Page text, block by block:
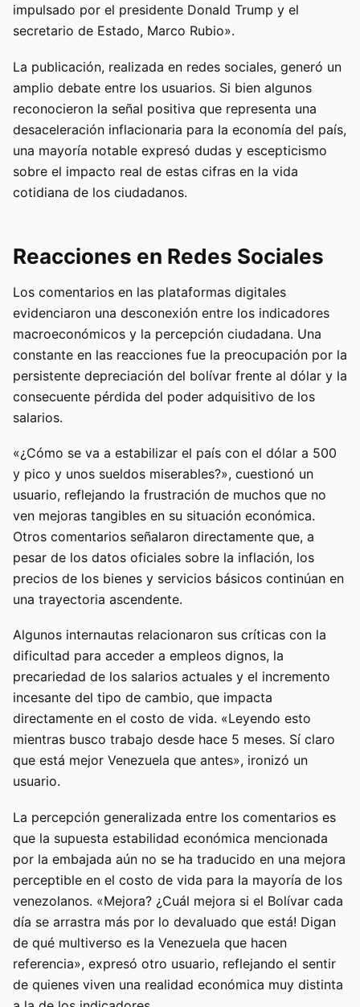
impulsado por el presidente Donald Trump y el
secretario de Estado, Marco Rubio».
La publicación, realizada en redes sociales, generó un
amplio debate entre los usuarios. Si bien algunos
reconocieron la señal positiva que representa una
desaceleración inflacionaria para la economía del país,
una mayoría notable expresó dudas y escepticismo
sobre el impacto real de estas cifras en la vida
cotidiana de los ciudadanos.
Reacciones en Redes Sociales
Los comentarios en las plataformas digitales
evidenciaron una desconexión entre los indicadores
macroeconómicos y la percepción ciudadana. Una
constante en las reacciones fue la preocupación por la
persistente depreciación del bolívar frente al dólar y la
consecuente pérdida del poder adquisitivo de los
salarios.
«¿Cómo se va a estabilizar el país con el dólar a 500
y pico y unos sueldos miserables?», cuestionó un
usuario, reflejando la frustración de muchos que no
ven mejoras tangibles en su situación económica.
Otros comentarios señalaron directamente que, a
pesar de los datos oficiales sobre la inflación, los
precios de los bienes y servicios básicos continúan en
una trayectoria ascendente.
Algunos internautas relacionaron sus críticas con la
dificultad para acceder a empleos dignos, la
precariedad de los salarios actuales y el incremento
incesante del tipo de cambio, que impacta
directamente en el costo de vida. «Leyendo esto
mientras busco trabajo desde hace 5 meses. Sí claro
que está mejor Venezuela que antes», ironizó un
usuario.
La percepción generalizada entre los comentarios es
que la supuesta estabilidad económica mencionada
por la embajada aún no se ha traducido en una mejora
perceptible en el costo de vida para la mayoría de los
venezolanos. «Mejora? ¿Cuál mejora si el Bolívar cada
día se arrastra más por lo devaluado que está! Digan
de qué multiverso es la Venezuela que hacen
referencia», expresó otro usuario, reflejando el sentir
de quienes viven una realidad económica muy distinta